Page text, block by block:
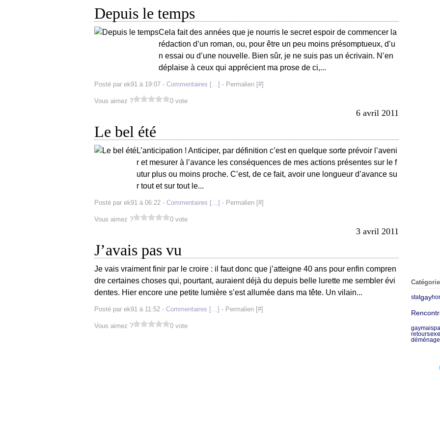
Depuis le temps
Cela fait des années que je nourris le secret espoir de commencer la
rédaction d’un roman, ou, pour être un peu moins présomptueux, d’u
n essai ou d’une nouvelle. Bien sûr, je ne suis pas un écrivain. N’en
déplaise à ceux qui apprécient ma prose de ci,...
Posté par ek91 à 19:07 - Commentaires […] - Permalien [#]
Vous aimez ? 0 vote
6 avril 2011
Le bel été
L’anticipation ! Anticiper, par définition c’est en quelque sorte prévoir l’aveni
r et mesurer à l’avance les conséquences de mes actions présentes sur le f
utur plus ou moins proche. C’est, de ce fait, avoir une longueur d’avance su
r tout et sur tout le...
Posté par ek91 à 06:22 - Commentaires […] - Permalien [#]
Vous aimez ? 0 vote
3 avril 2011
J’avais pas vu
Je vais vraiment finir par le croire : il faut donc que j’atteigne 40 ans pour enfin compren
dre certaines choses qui, pourtant, auraient déjà du depuis belle lurette me sembler évi
dentes. Hier encore une petite lumière s’est allumée dans ma tête. Un vilain...
Posté par ek91 à 11:52 - Commentaires […] - Permalien [#]
Vous aimez ? 0 vote
statgay
retoursexe